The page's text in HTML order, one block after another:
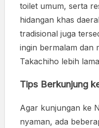
toilet umum, serta
hidangan khas
tradisional juga
ingin bermalam dan
Takachiho lebih
Tips Berkunjung
Agar kunjungan ke
nyaman, ada